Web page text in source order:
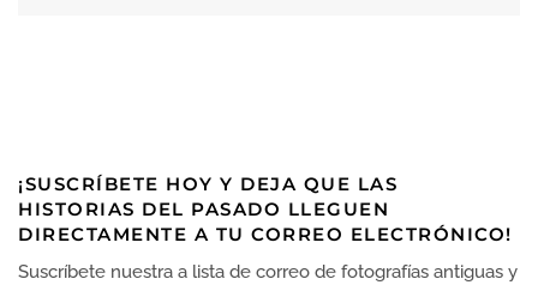
¡SUSCRÍBETE HOY Y DEJA QUE LAS
HISTORIAS DEL PASADO LLEGUEN
DIRECTAMENTE A TU CORREO ELECTRÓNICO!
Suscríbete nuestra a lista de correo de fotografías antiguas y